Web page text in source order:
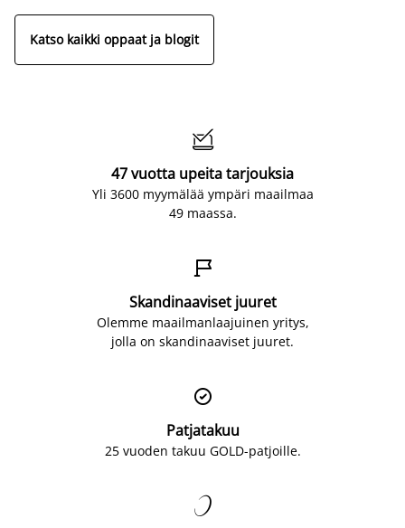
Katso kaikki oppaat ja blogit

47 vuotta upeita tarjouksia
Yli 3600 myymälää ympäri maailmaa
49 maassa.

Skandinaaviset juuret
Olemme maailmanlaajuinen yritys,
jolla on skandinaaviset juuret.

Patjatakuu
25 vuoden takuu GOLD-patjoille.
